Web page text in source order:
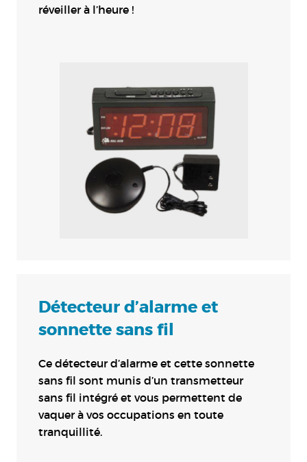
réveiller à l’heure !
Détecteur d’alarme et
sonnette sans fil
Ce détecteur d’alarme et cette sonnette
sans fil sont munis d’un transmetteur
sans fil intégré et vous permettent de
vaquer à vos occupations en toute
tranquillité.